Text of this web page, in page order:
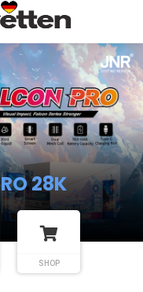
MAX
SHOP